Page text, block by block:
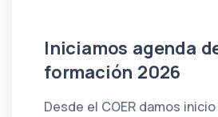
Iniciamos agenda
formación 2026
Desde el COER damos